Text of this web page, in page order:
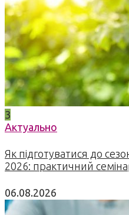
3
Актуально
Як підготуватися до
2026: практичний
06.08.2026